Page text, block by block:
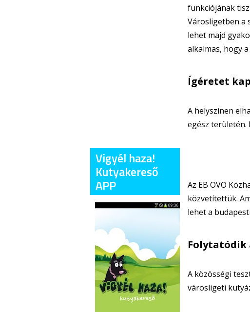
Vigyél haza!
Kutyakereső
APP
funkciójának
Városligetben a
lehet majd
alkalmas, hogy
Ígéretet
A helyszínen
egész területén.
Az EB OVO
közvetítettük.
lehet a
Folytatódik
A közösségi
városligeti